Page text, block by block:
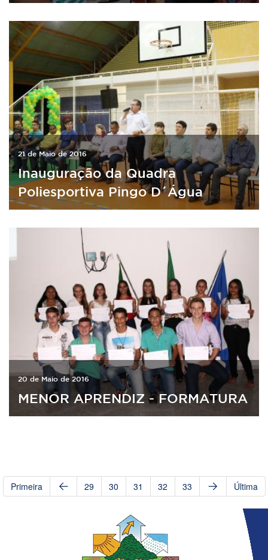
21 de Maio de 2016
Inauguração da Quadra
Poliesportiva Pingo D´Água
20 de Maio de 2016
MENOR APRENDIZ - FORMATURA
Primeira 29 30 31 32 33 Última